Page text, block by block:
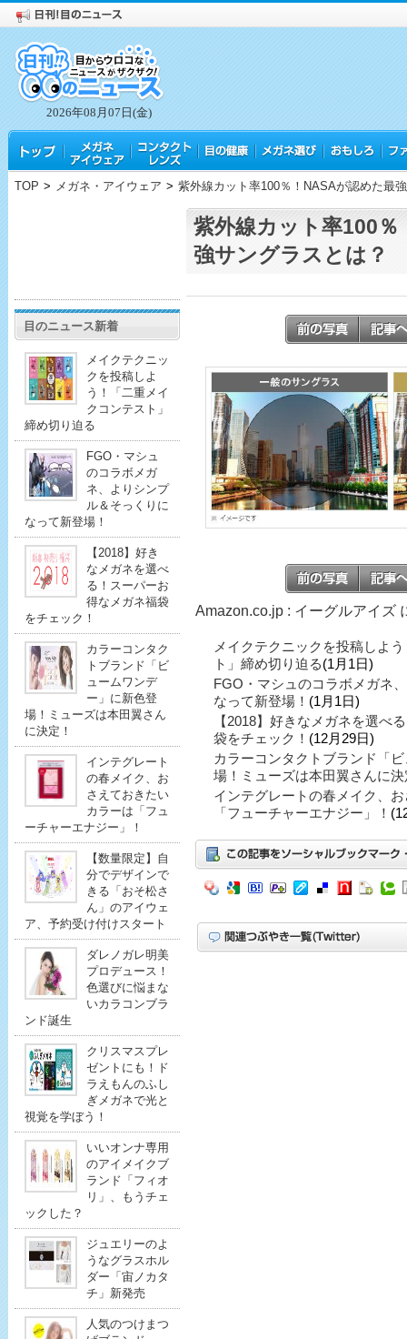
2026年08月07日(金)
TOP > メガネ・アイウェア > 紫外線カット率100％！NASAが認めた最
目のニュース新着
メイクテクニッ
クを投稿しよ
う！「二重メイ
クコンテスト」
締め切り迫る
FGO・マシュ
のコラボメガ
ネ、よりシンプ
ル＆そっくりに
なって新登場！
【2018】好き
なメガネを選べ
る！スーパーお
得なメガネ福袋
をチェック！
カラーコンタク
トブランド「ビ
ュームワンデ
ー」に新色登
場！ミューズは本田翼さん
に決定！
インテグレート
の春メイク、お
さえておきたい
カラーは「フュ
ーチャーエナジー」！
【数量限定】自
分でデザインで
きる「おそ松さ
ん」のアイウェ
ア、予約受け付けスタート
ダレノガレ明美
プロデュース！
色選びに悩まな
いカラコンブラ
ンド誕生
クリスマスプレ
ゼントにも！ド
ラえもんのふし
ぎメガネで光と
視覚を学ぼう！
いいオンナ専用
のアイメイクブ
ランド「フィオ
リ」、もうチェ
ックした？
ジュエリーのよ
うなグラスホル
ダー「宙ノカタ
チ」新発売
人気のつけまつ
紫外線カット率100
強サングラスとは？
Amazon.co.jp : イーグルアイズ
メイクテクニックを投稿しよ
ト」締め切り迫る(1月1日)
FGO・マシュのコラボメガネ
なって新登場！ (1月1日)
【2018】好きなメガネを選べ
袋をチェック！ (12月29日)
カラーコンタクトブランド「
場！ミューズは本田翼さんに決
インテグレートの春メイク、
「フューチャーエナジー」！